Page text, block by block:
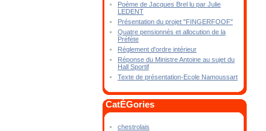
Poème de Jacques Brel lu par Julie
LEDENT
Présentation du projet "FINGERFOOF"
Quatre pensionnés et allocution de la
Préfète
Réglement d'ordre intérieur
Réponse du Ministre Antoine au sujet du
Hall Sportif
Texte de présentation-Ecole Namoussart
CatÉGories
chestrolais